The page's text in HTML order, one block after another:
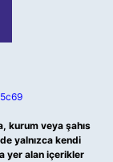
kurum veya şahıs
yalnızca kendi
yer alan içerikler